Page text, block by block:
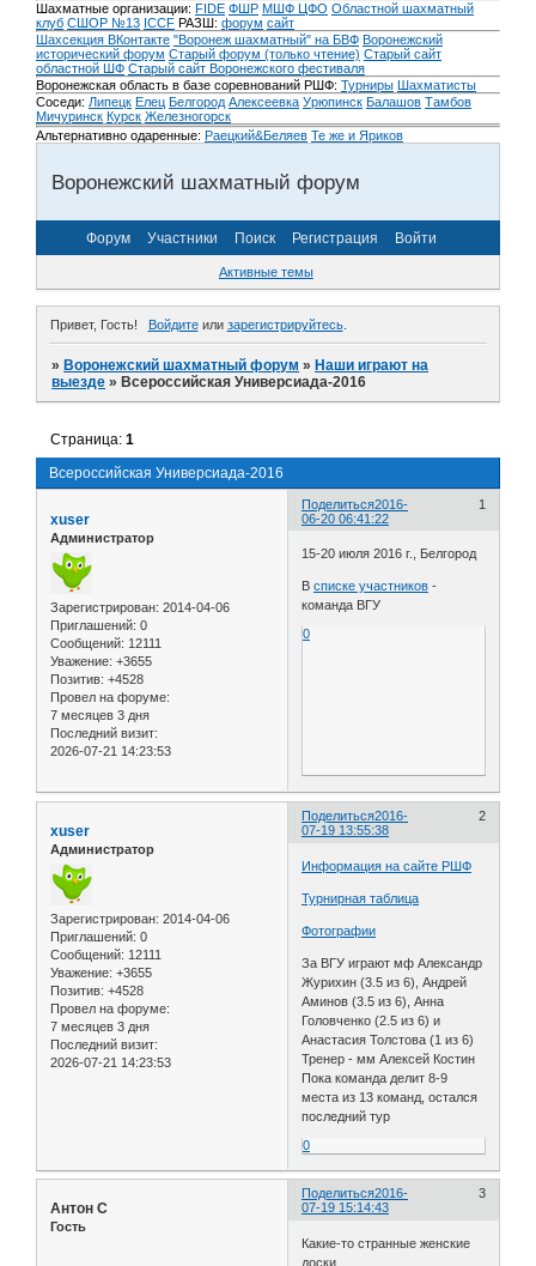
Шахматные организации: FIDE ФШР МШФ ЦФО Областной шахматный
клуб СШОР №13 ICCF РАЗШ: форум сайт
Шахсекция ВКонтакте "Воронеж шахматный" на БВФ Воронежский
исторический форум Cтарый форум (только чтение) Старый сайт
областной ШФ Старый сайт Воронежского фестиваля
Воронежская область в базе соревнований РШФ: Турниры Шахматисты
Соседи: Липецк Елец Белгород Алексеевка Урюпинск Балашов Тамбов
Мичуринск Курск Железногорск
Альтернативно одаренные: Раецкий&Беляев Те же и Яриков
Воронежский шахматный форум
Форум Участники Поиск Регистрация Войти
Активные темы
Привет, Гость! Войдитеили зарегистрируйтесь.
»Воронежский шахматный форум »Наши играют на
выезде »Всероссийская Универсиада-2016
Всероссийская Универсиада-2016
Страница:1
Поделиться 1
2016-
06-20 06:41:22
xuser
Администратор
Зарегистрирован: 2014-04-06
Приглашений: 0
Сообщений: 12111
Уважение: +3655
Позитив: +4528
Провел на форуме:
7 месяцев 3 дня
Последний визит:
2026-07-21 14:23:53
15-20 июля 2016 г., Белгород
Всписке участников -
команда ВГУ
0
Поделиться 2
2016-
07-19 13:55:38
xuser
Администратор
Зарегистрирован: 2014-04-06
Приглашений: 0
Сообщений: 12111
Уважение: +3655
Позитив: +4528
Провел на форуме:
7 месяцев 3 дня
Последний визит:
2026-07-21 14:23:53
Информация на сайте РШФ
Турнирная таблица
Фотографии
За ВГУ играют мф Александр
Журихин (3.5 из 6), Андрей
Аминов (3.5 из 6), Анна
Головченко (2.5 из 6) и
Анастасия Толстова (1 из 6)
Тренер - мм Алексей Костин
Пока команда делит 8-9
места из 13 команд, остался
последний тур
0
Поделиться 3
2016-
07-19 15:14:43
Антон С
Гость
Какие-то странные женские
доски.